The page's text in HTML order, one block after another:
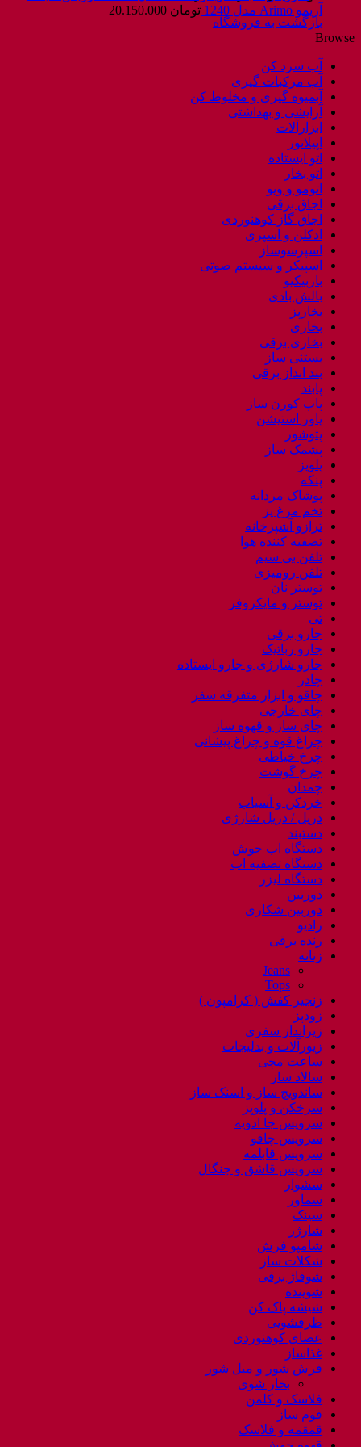
بازگشت به فروشگاه
آریمو Arimo مدل 1240
تومان
Browse
آب سرد کن
آب مرکبات گیری
آبمیوه گیری و مخلوط کن
آرایشی و بهداشتی
ابزارآلات
اپیلاتور
اتو ایستاده
اتو بخار
اتومو و ویو
اجاق برقی
اجاق گاز کوهنوردی
ادکلن و اسپری
اسپرسوساز
اسپیکر و سیستم صوتی
باربیکیو
بالش بادی
بخارپز
بخاری
بخاری برقی
بستنی ساز
بند انداز برقی
پابند
پاپ کورن ساز
پاور استیشن
پتوشور
پشمک ساز
پلوپز
پنکه
پوشاک مردانه
تخم مرغ پز
ترازو آشپزخانه
تصفیه کننده هوا
تلفن بی سیم
تلفن رومیزی
توستر نان
توستر و مایکروفر
تی
جارو برقی
جارو رباتیک
جارو شارژی و جارو ایستاده
چادر
چاقو و ابزار متفرقه سفر
چای خارجی
چای ساز و قهوه ساز
چراغ قوه و چراغ پیشانی
چرخ خیاطی
چرخ گوشت
چمدان
خردکن و آسیاب
دریل / دریل شارژی
دستبند
دستگاه اب جوش
دستگاه تصفیه اب
دستگاه لیزر
دوربین
دوربین شکاری
رادیو
رنده برقی
زنانه
Jeans
Tops
زنجیر کفش ( کرامپون )
زودپز
زیرانداز سفری
زیورآلات و بدلیجات
ساعت مچی
سالاد ساز
ساندویچ ساز و اسنک ساز
سرخکن و پلوپز
سرویس جا ادویه
سرویس چاقو
سرویس قابلمه
سرویس قاشق و چنگال
سشوار
سماور
سینک
شارژر
شامپو فرش
شکلات ساز
شوفاژ برقی
شوینده
شیشه پاک کن
ظرفشویی
عصای کوهنوردی
غذاساز
فرش شور و مبل شور
بخار شوی
فلاسک و کلمن
فوم ساز
قمقمه و فلاسک